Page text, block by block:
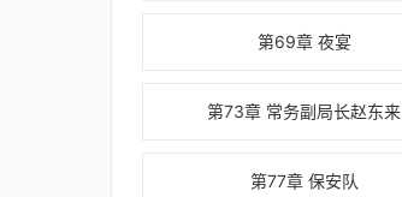
第69章 夜宴
第73章 常务副局长赵东来
第77章 保安队